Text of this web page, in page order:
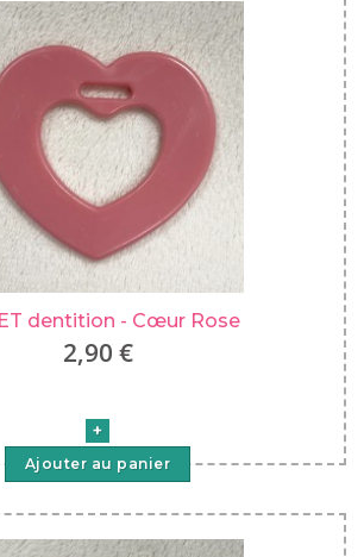
dentition - Cœur Rose
2,90 €
Ajouter au panier